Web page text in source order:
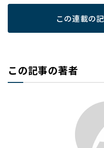
この連載の
この記事の著者